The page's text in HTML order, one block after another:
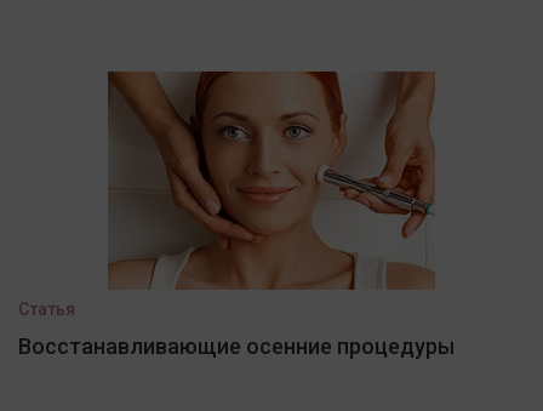
Статья
Восстанавливающие осенние процедуры